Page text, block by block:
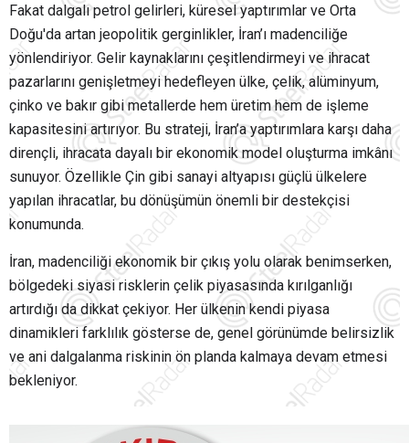
Fakat dalgalı petrol gelirleri, küresel yaptırımlar ve Orta
Doğu'da artan jeopolitik gerginlikler, İran’ı madenciliğe
yönlendiriyor. Gelir kaynaklarını çeşitlendirmeyi ve ihracat
pazarlarını genişletmeyi hedefleyen ülke, çelik, alüminyum,
çinko ve bakır gibi metallerde hem üretim hem de işleme
kapasitesini artırıyor. Bu strateji, İran’a yaptırımlara karşı daha
dirençli, ihracata dayalı bir ekonomik model oluşturma imkânı
sunuyor. Özellikle Çin gibi sanayi altyapısı güçlü ülkelere
yapılan ihracatlar, bu dönüşümün önemli bir destekçisi
konumunda.
İran, madenciliği ekonomik bir çıkış yolu olarak benimserken,
bölgedeki siyasi risklerin çelik piyasasında kırılganlığı
artırdığı da dikkat çekiyor. Her ülkenin kendi piyasa
dinamikleri farklılık gösterse de, genel görünümde belirsizlik
ve ani dalgalanma riskinin ön planda kalmaya devam etmesi
bekleniyor.